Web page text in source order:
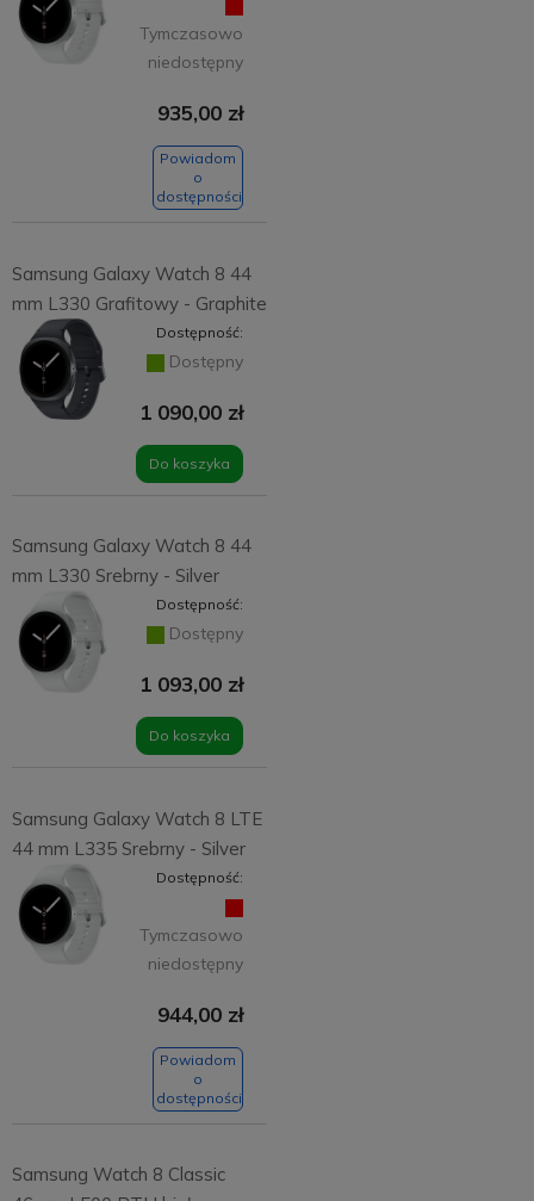
Tymczasowo
niedostępny
935,00 zł
Powiadom
o
dostępności
Samsung Galaxy Watch 8 44
mm L330 Grafitowy - Graphite
Dostępność:
Dostępny
1 090,00 zł
Do koszyka
Samsung Galaxy Watch 8 44
mm L330 Srebrny - Silver
Dostępność:
Dostępny
1 093,00 zł
Do koszyka
Samsung Galaxy Watch 8 LTE
44 mm L335 Srebrny - Silver
Dostępność:
Tymczasowo
niedostępny
944,00 zł
Powiadom
o
dostępności
Samsung Watch 8 Classic